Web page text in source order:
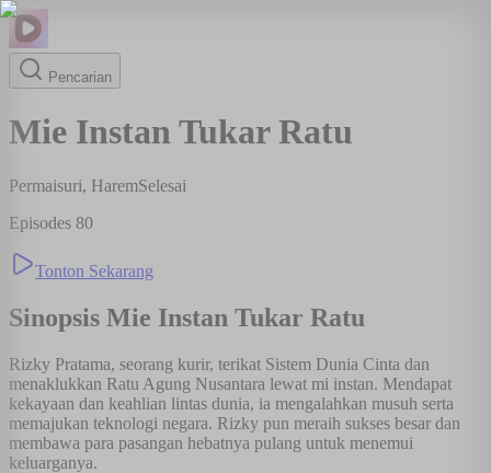
Pencarian
Mie Instan Tukar Ratu
Permaisuri, HaremSelesai
Episodes 80
Tonton Sekarang
Sinopsis Mie Instan Tukar Ratu
Rizky Pratama, seorang kurir, terikat Sistem Dunia Cinta dan
menaklukkan Ratu Agung Nusantara lewat mi instan. Mendapat
kekayaan dan keahlian lintas dunia, ia mengalahkan musuh serta
memajukan teknologi negara. Rizky pun meraih sukses besar dan
membawa para pasangan hebatnya pulang untuk menemui
keluarganya.